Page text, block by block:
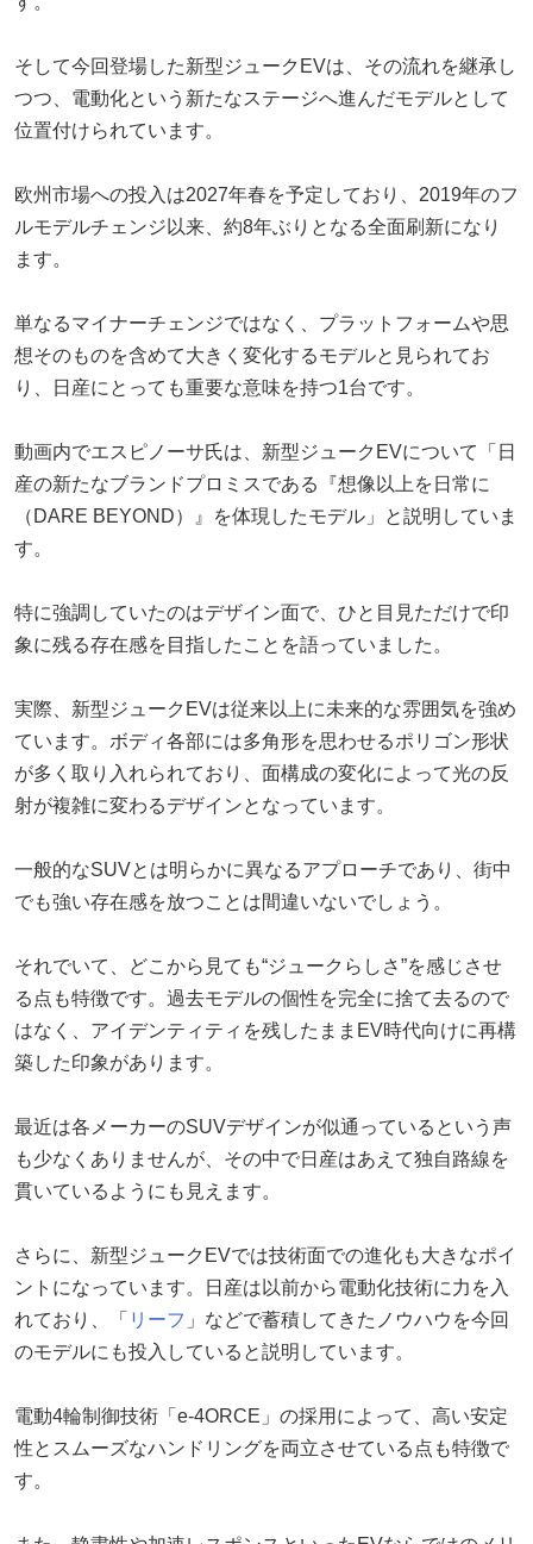
そして今回登場した新型ジュークEVは、その流れを継承し
つつ、電動化という新たなステージへ進んだモデルとして
位置付けられています。
欧州市場への投入は2027年春を予定しており、2019年のフ
ルモデルチェンジ以来、約8年ぶりとなる全面刷新になり
ます。
単なるマイナーチェンジではなく、プラットフォームや思
想そのものを含めて大きく変化するモデルと見られてお
り、日産にとっても重要な意味を持つ1台です。
動画内でエスピノーサ氏は、新型ジュークEVについて「日
産の新たなブランドプロミスである『想像以上を日常に
（DARE BEYOND）』を体現したモデル」と説明していま
す。
特に強調していたのはデザイン面で、ひと目見ただけで印
象に残る存在感を目指したことを語っていました。
実際、新型ジュークEVは従来以上に未来的な雰囲気を強め
ています。ボディ各部には多角形を思わせるポリゴン形状
が多く取り入れられており、面構成の変化によって光の反
射が複雑に変わるデザインとなっています。
一般的なSUVとは明らかに異なるアプローチであり、街中
でも強い存在感を放つことは間違いないでしょう。
それでいて、どこから見ても“ジュークらしさ”を感じさせ
る点も特徴です。過去モデルの個性を完全に捨て去るので
はなく、アイデンティティを残したままEV時代向けに再構
築した印象があります。
最近は各メーカーのSUVデザインが似通っているという声
も少なくありませんが、その中で日産はあえて独自路線を
貫いているようにも見えます。
さらに、新型ジュークEVでは技術面での進化も大きなポイ
ントになっています。日産は以前から電動化技術に力を入
れており、「 リーフ 」などで蓄積してきたノウハウを今回
のモデルにも投入していると説明しています。
電動4輪制御技術「e-4ORCE」の採用によって、高い安定
性とスムーズなハンドリングを両立させている点も特徴で
す。